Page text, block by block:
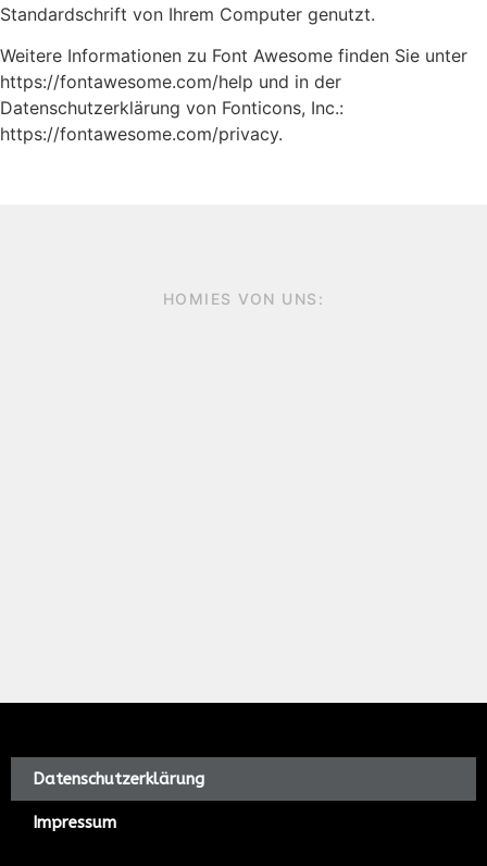
Standardschrift von Ihrem Computer genutzt.
Weitere Informationen zu Font Awesome finden Sie unter
https://fontawesome.com/help und in der
Datenschutzerklärung von Fonticons, Inc.:
https://fontawesome.com/privacy.
HOMIES VON UNS:
Datenschutzerklärung
Impressum